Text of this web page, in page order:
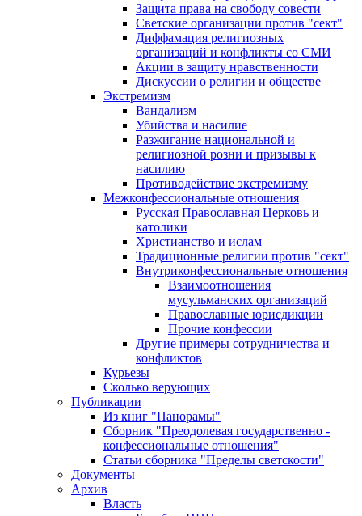
Защита права на свободу совести
Светские организации против "сект"
Диффамация религиозных
организаций и конфликты со СМИ
Акции в защиту нравственности
Дискуссии о религии и обществе
Экстремизм
Вандализм
Убийства и насилие
Разжигание национальной и
религиозной розни и призывы к
насилию
Противодействие экстремизму
Межконфессиональные отношения
Русская Православная Церковь и
католики
Христианство и ислам
Традиционные религии против "сект"
Внутриконфессиональные отношения
Взаимоотношения
мусульманских организаций
Православные юрисдикции
Прочие конфессии
Другие примеры сотрудничества и
конфликтов
Курьезы
Сколько верующих
Публикации
Из книг "Панорамы"
Сборник "Преодолевая государственно -
конфессиональные отношения"
Статьи сборника "Пределы светскости"
Документы
Архив
Власть